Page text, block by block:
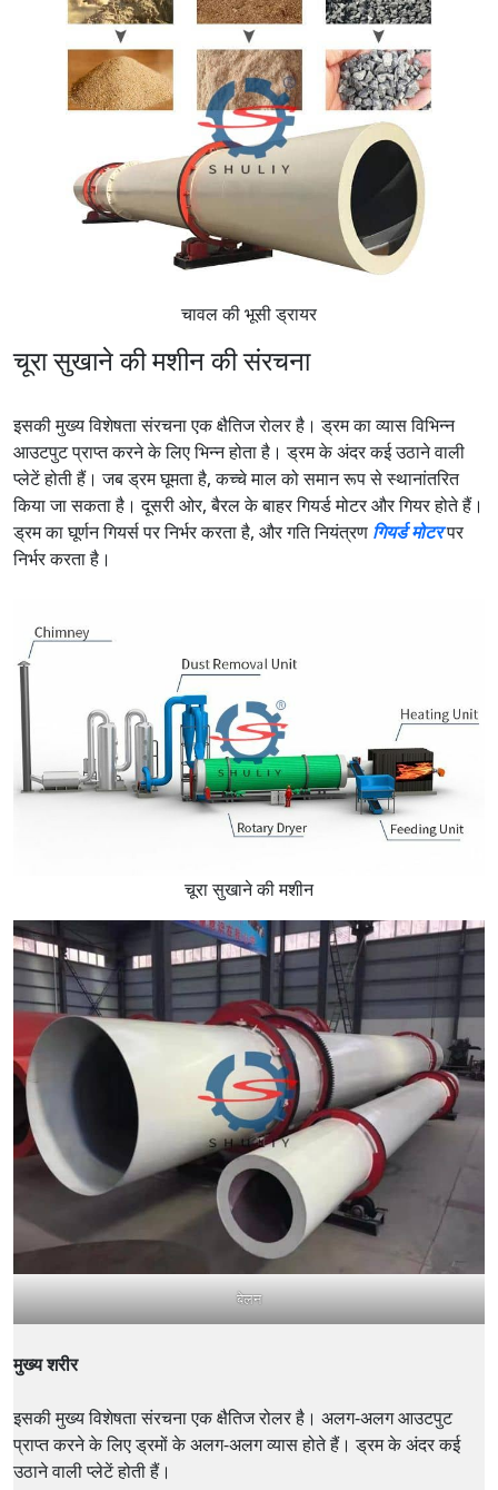
चावल की भूसी ड्रायर
चूरा सुखाने की मशीन की संरचना
इसकी मुख्य विशेषता संरचना एक क्षैतिज रोलर है। ड्रम का व्यास विभिन्न
आउटपुट प्राप्त करने के लिए भिन्न होता है। ड्रम के अंदर कई उठाने वाली
प्लेटें होती हैं। जब ड्रम घूमता है, कच्चे माल को समान रूप से स्थानांतरित
किया जा सकता है। दूसरी ओर, बैरल के बाहर गियर्ड मोटर और गियर होते हैं।
ड्रम का घूर्णन गियर्स पर निर्भर करता है, और गति नियंत्रण गियर्ड मोटरपर
निर्भर करता है।
चूरा सुखाने की मशीन
बेलन
मुख्य शरीर
इसकी मुख्य विशेषता संरचना एक क्षैतिज रोलर है। अलग-अलग आउटपुट
प्राप्त करने के लिए ड्रमों के अलग-अलग व्यास होते हैं। ड्रम के अंदर कई
उठाने वाली प्लेटें होती हैं।